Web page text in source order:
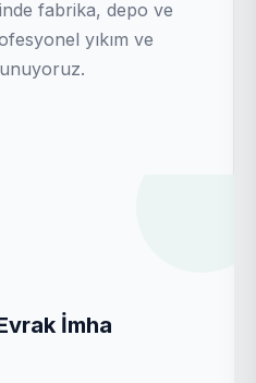
fabrika, depo ve
yıkım ve
İmha